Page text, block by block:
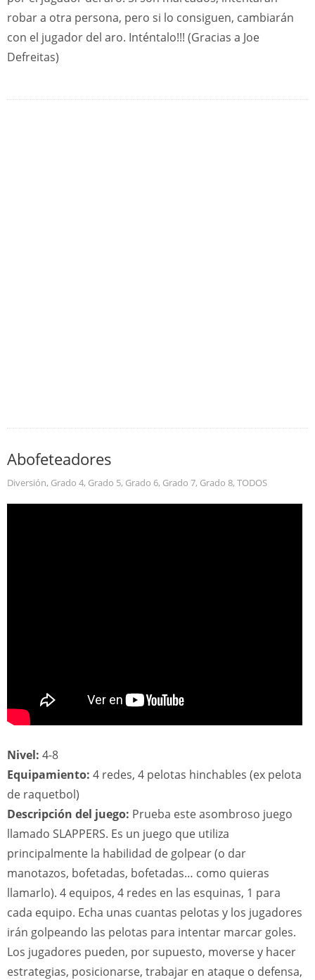
robar a otra persona, pero si lo consiguen, cambiarán
con el jugador del aro. Inténtalo!!! (Gracias a Joe
Defreitas)
Abofeteadores
Diversión, Grado 4, Grado 5, Grado 6, Grado 7, Grado 8, TODOS
Nivel: 4-8
Equipamiento: 4 redes, 4 pelotas hinchables (ex pelota
de raquetbol)
Descripción del juego: Prueba este asombroso juego
llamado SLAPPERS. Es un juego que utiliza
principalmente la habilidad de golpear (o dar
manotazos, bofetadas, bofetadas… como quieras
llamarlo). 4 equipos, 4 redes en las esquinas, 1 para
cada equipo. Echa unas cuantas pelotas y los jugadores
irán golpeando las pelotas para intentar marcar goles.
Los jugadores pueden, por supuesto, moverse y hacer
estrategias, posicionarse, trabajar en ataque o defensa,